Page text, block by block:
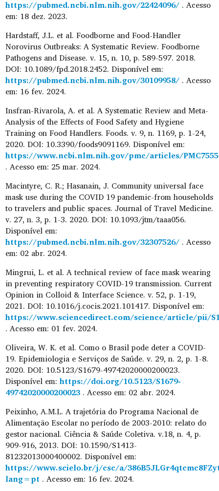
https://pubmed.ncbi.nlm.nih.gov/22424096/ . Acesso
em: 18 dez. 2023.
Hardstaff, J.L. et al. Foodborne and Food-Handler
Norovirus Outbreaks: A Systematic Review. Foodborne
Pathogens and Disease. v. 15, n. 10, p. 589-597. 2018.
DOI: 10.1089/fpd.2018.2452. Disponível em:
https://pubmed.ncbi.nlm.nih.gov/30109958/ . Acesso
em: 16 fev. 2024.
Insfran-Rivarola, A. et al. A Systematic Review and Meta-
Analysis of the Effects of Food Safety and Hygiene
Training on Food Handlers. Foods. v. 9, n. 1169, p. 1-24,
2020. DOI: 10.3390/foods9091169. Disponível em:
https://www.ncbi.nlm.nih.gov/pmc/articles/
. Acesso em: 25 mar. 2024.
Macintyre, C. R.; Hasanain, J. Community universal face
mask use during the COVID 19 pandemic-from households
to travelers and public spaces. Journal of Travel Medicine.
v. 27, n. 3, p. 1-3. 2020. DOI: 10.1093/jtm/taaa056.
Disponível em:
https://pubmed.ncbi.nlm.nih.gov/32307526/ . Acesso
em: 02 abr. 2024.
Mingrui, L. et al. A technical review of face mask wearing
in preventing respiratory COVID-19 transmission. Current
Opinion in Colloid & Interface Science. v. 52, p. 1-19,
2021. DOI: 10.1016/j.cocis.2021.101417. Disponível em:
https://www.sciencedirect.com/science/article/pii/
. Acesso em: 01 fev. 2024.
Oliveira, W. K. et al. Como o Brasil pode deter a COVID-
19. Epidemiologia e Serviços de Saúde. v. 29, n. 2, p. 1-8.
2020. DOI: 10.5123/S1679-49742020000200023.
Disponível em:https://doi.org/10.5123/S1679-
49742020000200023 . Acesso em: 02 abr. 2024.
Peixinho, A.M.L. A trajetória do Programa Nacional de
Alimentação Escolar no período de 2003-2010: relato do
gestor nacional. Ciência & Saúde Coletiva. v.18, n. 4, p.
909-916, 2013. DOI: 10.1590/S1413-
81232013000400002. Disponível em:
https://www.scielo.br/j/csc/a/
lang=pt . Acesso em: 16 fev. 2024.